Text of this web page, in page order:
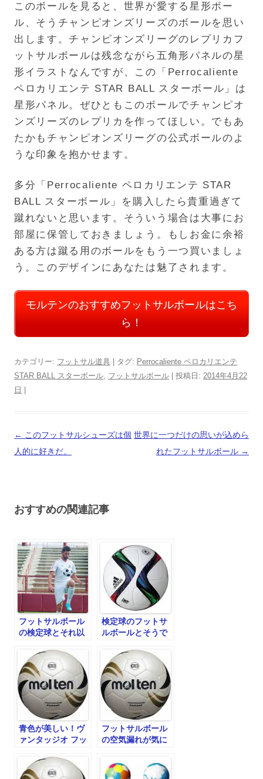
このボールを見ると、世界が愛する星形ボー
ル、そうチャンピオンズリーズのボールを思い
出します。チャンピオンズリーグのレプリカフ
ットサルボールは残念ながら五角形パネルの星
形イラストなんですが、この「Perrocaliente
ペロカリエンテ STAR BALL スターボール」は
星形パネル。ぜひともこのボールでチャンピオ
ンズリーズのレプリカを作ってほしい。でもあ
たかもチャンピオンズリーグの公式ボールのよ
うな印象を抱かせます。
多分「Perrocaliente ペロカリエンテ STAR
BALL スターボール」を購入したら貴重過ぎて
蹴れないと思います。そういう場合は大事にお
部屋に保管しておきましょう。もしお金に余裕
ある方は蹴る用のボールをもう一つ買いましょ
う。このデザインにあなたは魅了されます。
モルテンのおすすめフットサルボールはこち
ら！
カテゴリー: フットサル道具 | タグ: Perrocaliente ペロカリエンテ
STAR BALL スターボール, フットサルボール | 投稿日: 2014年4月22
日
投
稿
ー
ョ
ン
← このフットサルシューズは個
人的に好きだ。
世界に一つだけの思いが込めら
れたフットサルボール →
おすすめの関連記事
フットサルボール
の検定球とそれ以
検定球のフットサ
ルボールとそうで
青色が美しい！ヴ
ァンタッジオ フッ
クス×ブラック
【molten|モルテ
フットサルボール
の空気漏れが気に